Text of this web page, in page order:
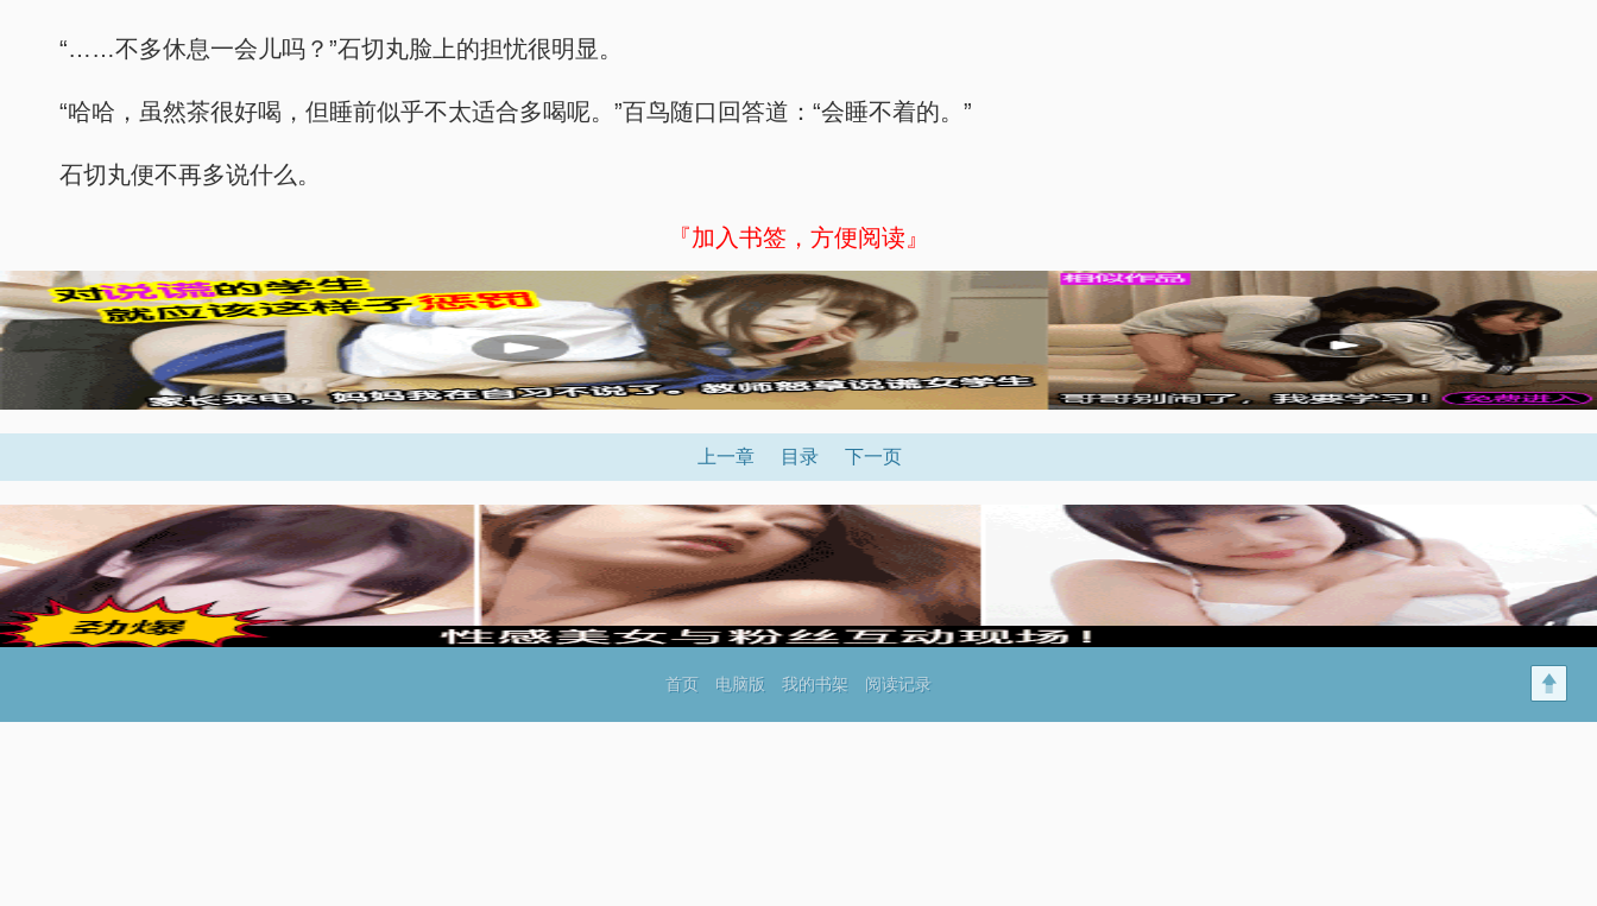
“……不多休息一会儿吗？”石切丸脸上的担忧很明显。
“哈哈，虽然茶很好喝，但睡前似乎不太适合多喝呢。”百鸟随口回答道：“会睡不着的。”
石切丸便不再多说什么。
『加入书签，方便阅读』
上一章 目录 下一页
首页 电脑版 我的书架 阅读记录